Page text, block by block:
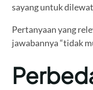
sayang untuk
Pertanyaan yang
jawabannya “tidak